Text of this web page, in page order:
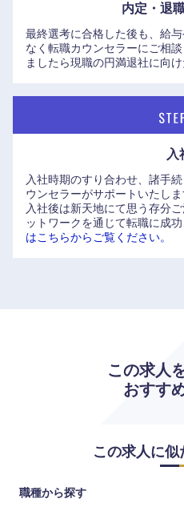
内定・退
最終選考に合格した後も、給
なく転職カウンセラーにご相
ましたら現職の円満退社に向
入
入社時期のすり合わせ、諸手
ウンセラーがサポートいたしま
入社後は新天地にて思う存分ご
ットワークを通じて転職に成
はこちらからご覧ください。
この求人
おすす
この求人に
職種から探す
大分県